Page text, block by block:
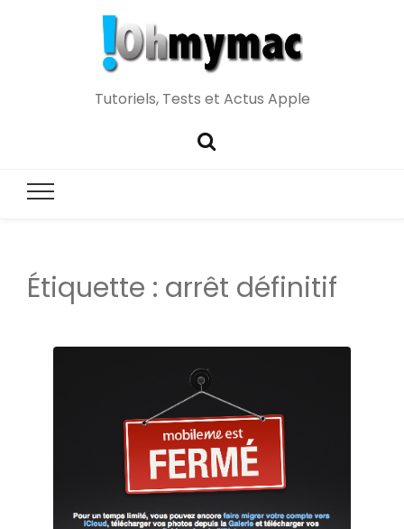
Tutoriels, Tests et Actus Apple
Étiquette : arrêt définitif